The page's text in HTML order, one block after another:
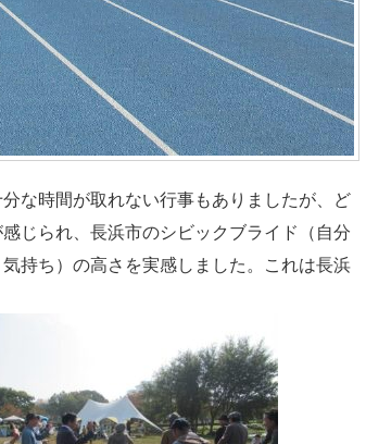
な時間が取れない行事もありましたが、ど
じられ、長浜市のシビックブライド（自分
持ち）の高さを実感しました。これは長浜